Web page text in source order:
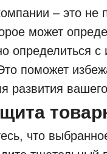
– это не
может
определиться
поможет
развития
что